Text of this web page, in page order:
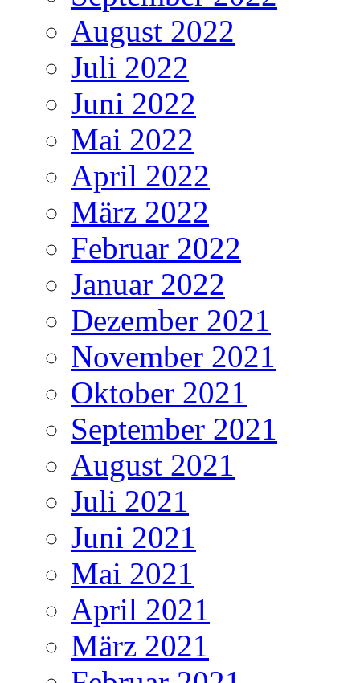
August 2022
Juli 2022
Juni 2022
Mai 2022
April 2022
März 2022
Februar 2022
Januar 2022
Dezember 2021
November 2021
Oktober 2021
September 2021
August 2021
Juli 2021
Juni 2021
Mai 2021
April 2021
März 2021